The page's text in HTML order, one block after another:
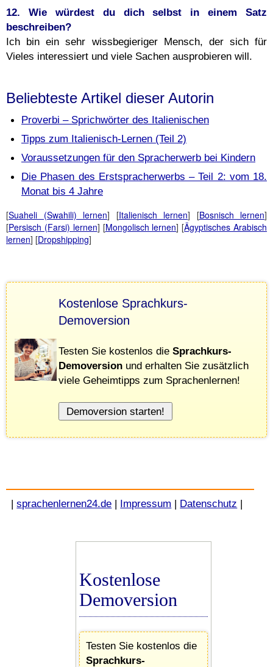
12. Wie würdest du dich selbst in einem Satz
beschreiben?
Ich bin ein sehr wissbegieriger Mensch, der sich für
Vieles interessiert und viele Sachen ausprobieren will.
Beliebteste Artikel dieser Autorin
Proverbi – Sprichwörter des Italienischen
Tipps zum Italienisch-Lernen (Teil 2)
Voraussetzungen für den Spracherwerb bei Kindern
Die Phasen des Erstspracherwerbs – Teil 2: vom 18.
Monat bis 4 Jahre
[Suaheli (Swahili) lernen] [Italienisch lernen] [Bosnisch lernen]
[Persisch (Farsi) lernen] [Mongolisch lernen] [Ägyptisches Arabisch
lernen] [Dropshipping]
Kostenlose Sprachkurs-
Demoversion
Testen Sie kostenlos die Sprachkurs-
Demoversion und erhalten Sie zusätzlich
viele Geheimtipps zum Sprachenlernen!
|sprachenlernen24.de | Impressum | Datenschutz |
Kostenlose
Demoversion
Testen Sie kostenlos die
Sprachkurs-